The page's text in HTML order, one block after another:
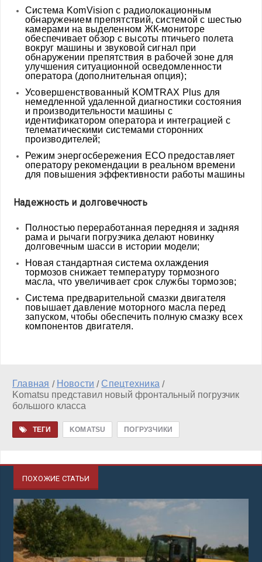
Система KomVision с радиолокационным
обнаружением препятствий, системой с шестью
камерами на выделенном ЖК-мониторе
обеспечивает обзор с высоты птичьего полета
вокруг машины и звуковой сигнал при
обнаружении препятствия в рабочей зоне для
улучшения ситуационной осведомленности
оператора (дополнительная опция);
Усовершенствованный KOMTRAX Plus для
немедленной удаленной диагностики состояния
и производительности машины с
идентификатором оператора и интеграцией с
телематическими системами сторонних
производителей;
Режим энергосбережения ECO предоставляет
оператору рекомендации в реальном времени
для повышения эффективности работы машины
Надежность и долговечность
Полностью переработанная передняя и задняя
рама и рычаги погрузчика делают новинку
долговечным шасси в истории модели;
Новая стандартная система охлаждения
тормозов снижает температуру тормозного
масла, что увеличивает срок службы тормозов;
Система предварительной смазки двигателя
повышает давление моторного масла перед
запуском, чтобы обеспечить полную смазку всех
компонентов двигателя.
Главная / Новости / Спецтехника /
Komatsu представил новый фронтальный погрузчик
большого класса
ТЕГИ KOMATSU ПОГРУЗЧИКИ
ПОХОЖИЕ СТАТЬИ